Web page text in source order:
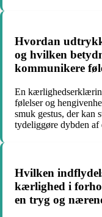
Hvordan
og hvilken
kommunikere
En
følelser og
smuk gestus, der kan
tydeliggøre dybden
Hvilken
kærlighed i
en tryg og